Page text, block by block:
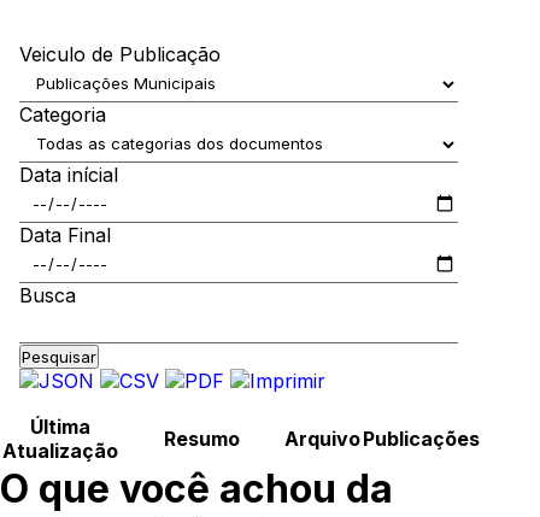
Veiculo de Publicação
Categoria
Data inícial
Data Final
Busca
Pesquisar
Última
Atualização
Resumo ArquivoPublicações
O que você achou da